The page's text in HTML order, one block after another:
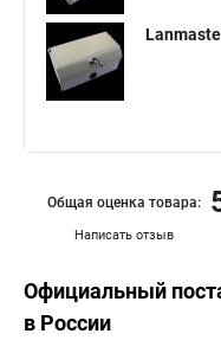
Написать отзыв
Общая оценка товара:
Официальный
в России